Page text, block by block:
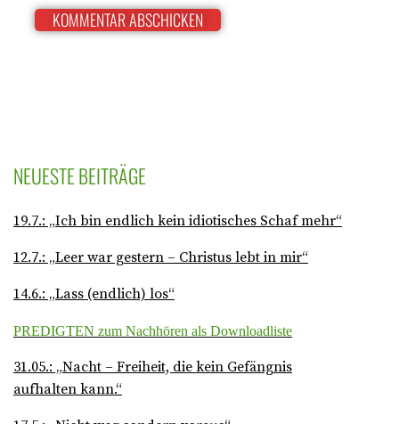
NEUESTE BEITRÄGE
19.7.: „Ich bin endlich kein idiotisches Schaf mehr“
12.7.: „Leer war gestern – Christus lebt in mir“
14.6.: „Lass (endlich) los“
PREDIGTEN zum Nachhören als Downloadliste
31.05.: „Nacht – Freiheit, die kein Gefängnis
aufhalten kann.“